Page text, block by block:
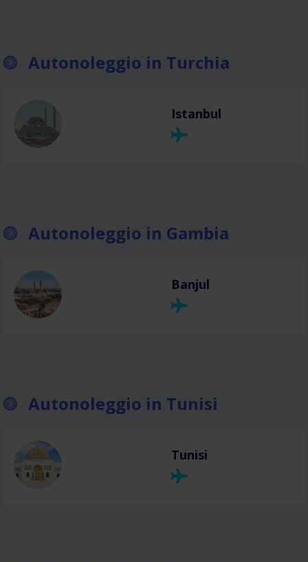
Autonoleggio in Turchia
Istanbul
Autonoleggio in Gambia
Banjul
Autonoleggio in Tunisi
Tunisi